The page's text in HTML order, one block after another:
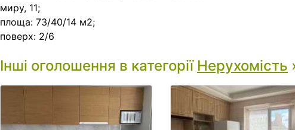
миру, 11;
площа: 73/40/14 м2;
поверх: 2/6
Інші оголошення в категорії Нерухомість